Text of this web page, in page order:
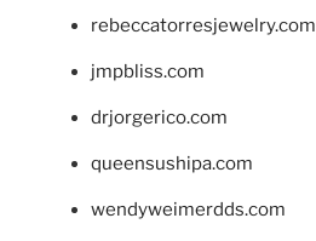
rebeccatorresjewelry.com
jmpbliss.com
drjorgerico.com
queensushipa.com
wendyweimerdds.com